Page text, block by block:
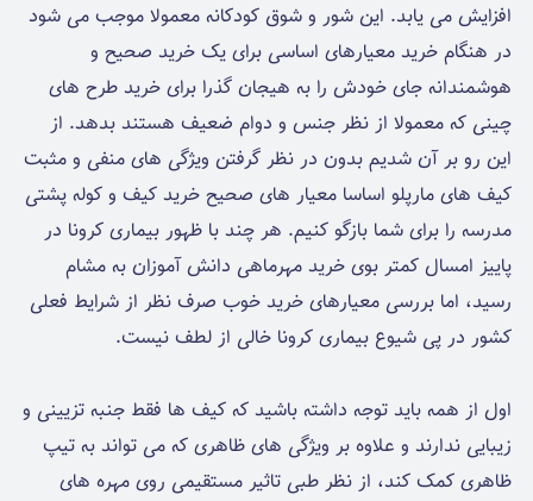
افزایش می یابد. این شور و شوق کودکانه معمولا موجب می شود
در هنگام خرید معیارهای اساسی برای یک خرید صحیح و
هوشمندانه جای خودش را به هیجان گذرا برای خرید طرح های
چینی که معمولا از نظر جنس و دوام ضعیف هستند بدهد. از
این رو بر آن شدیم بدون در نظر گرفتن ویژگی های منفی و مثبت
کیف های مارپلو اساسا معیار های صحیح خرید کیف و کوله پشتی
مدرسه را برای شما بازگو کنیم. هر چند با ظهور بیماری کرونا در
پاییز امسال کمتر بوی خرید مهرماهی دانش آموزان به مشام
رسید، اما بررسی معیارهای خرید خوب صرف نظر از شرایط فعلی
کشور در پی شیوع بیماری کرونا خالی از لطف نیست.
اول از همه باید توجه داشته باشید که کیف ها فقط جنبه تزیینی و
زیبایی ندارند و علاوه بر ویژگی های ظاهری که می تواند به تیپ
ظاهری کمک کند، از نظر طبی تاثیر مستقیمی روی مهره های